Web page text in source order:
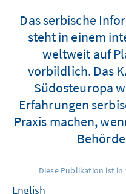
Das serbische
steht in einem
weltweit auf
vorbildlich. Das
Südosteuropa
Erfahrungen
Praxis machen,
Diese Publikation ist